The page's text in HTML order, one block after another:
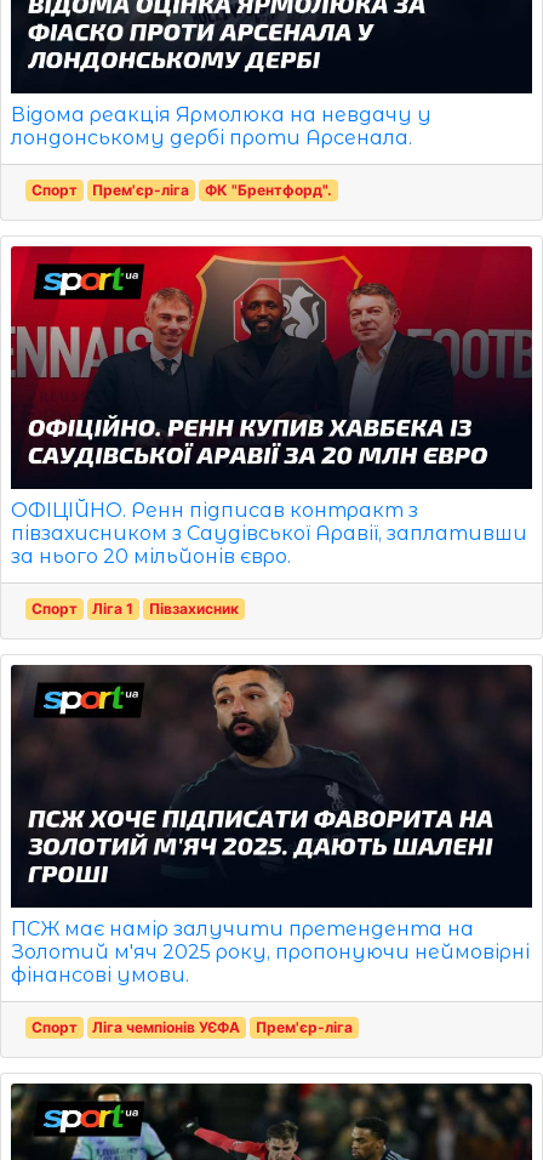
Відома реакція Ярмолюка на невдачу у
лондонському дербі проти Арсенала.
Спорт Прем'єр-ліга ФК "Брентфорд".
ОФІЦІЙНО. Ренн підписав контракт з
півзахисником з Саудівської Аравії, заплативши
за нього 20 мільйонів євро.
Спорт Ліга 1 Півзахисник
ПСЖ має намір залучити претендента на
Золотий м'яч 2025 року, пропонуючи неймовірні
фінансові умови.
Спорт Ліга чемпіонів УЄФА Прем'єр-ліга